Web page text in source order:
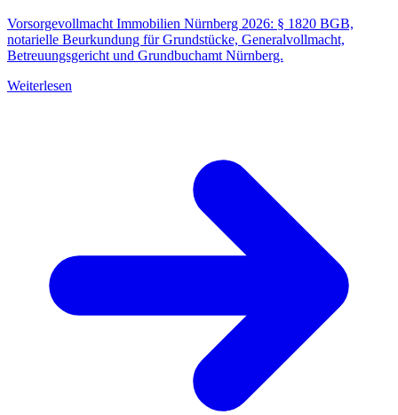
Vorsorgevollmacht Immobilien Nürnberg 2026: § 1820 BGB,
notarielle Beurkundung für Grundstücke, Generalvollmacht,
Betreuungsgericht und Grundbuchamt Nürnberg.
Weiterlesen